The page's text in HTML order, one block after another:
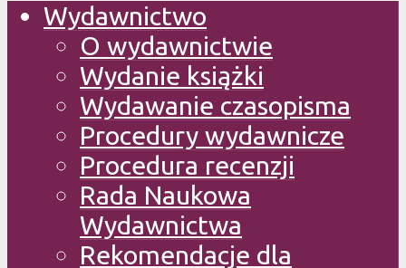
Wydawnictwo
O wydawnictwie
Wydanie książki
Wydawanie czasopisma
Procedury wydawnicze
Procedura recenzji
Rada Naukowa
Wydawnictwa
Rekomendacje dla